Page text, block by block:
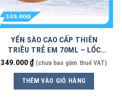
YẾN SÀO CAO CẤP THIÊN
TRIỀU TRẺ EM 70ML – LỐC
6HỦ
349.000₫ (chưa bao gồm thuế VAT)
THÊM VÀO GIỎ HÀNG